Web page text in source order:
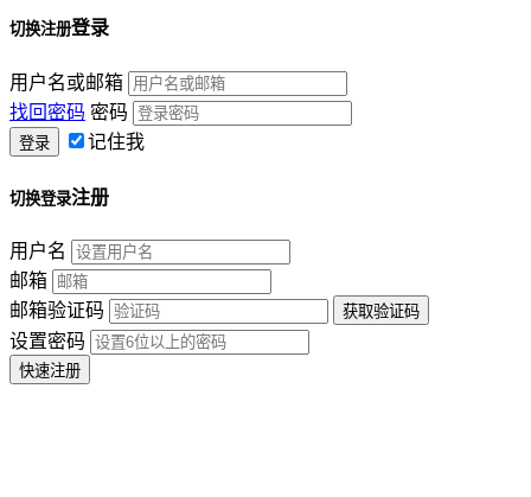
切换注册登录
用户名或邮箱
找回密码 密码
记住我
切换登录注册
用户名
邮箱
邮箱验证码
设置密码